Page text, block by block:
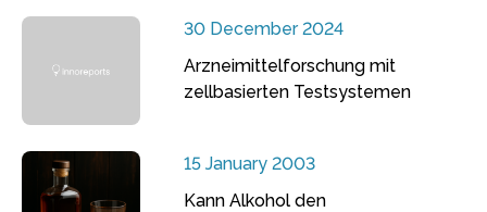
30 December 2024
Arzneimittelforschung mit
zellbasierten Testsystemen
15 January 2003
Kann Alkohol den